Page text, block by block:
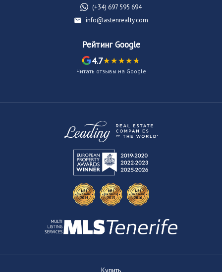
(+34) 697 595 694
info@astenrealty.com
Рейтинг Google
4.7
Читать отзывы на Google
Купить